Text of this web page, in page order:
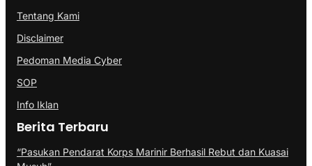
Tentang Kami
Disclaimer
Pedoman Media Cyber
SOP
Info Iklan
Berita Terbaru
“Pasukan Pendarat Korps Marinir Berhasil Rebut dan Kuasai